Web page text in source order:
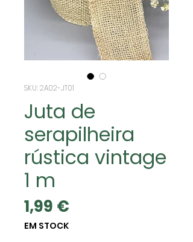
SKU: 2A02-JT01
Juta de
serapilheira
rústica vintage
1 m
1,99 €
EM STOCK